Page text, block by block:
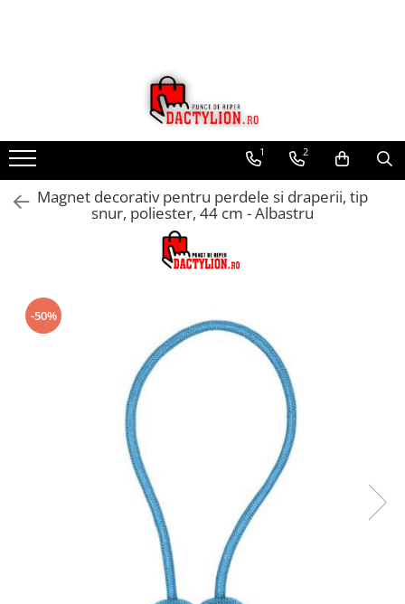
1 2
Magnet decorativ pentru perdele si draperii, tip
snur, poliester, 44 cm - Albastru
-50%